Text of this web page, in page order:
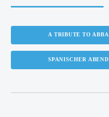
A TRIBUTE TO ABBA
SPANISCHER ABEND